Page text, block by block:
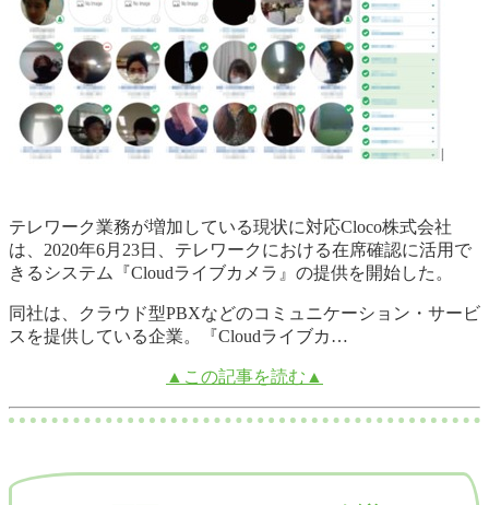
テレワーク業務が増加している現状に対応Cloco株式会社
は、2020年6月23日、テレワークにおける在席確認に活用で
きるシステム『Cloudライブカメラ』の提供を開始した。
同社は、クラウド型PBXなどのコミュニケーション・サービ
スを提供している企業。『Cloudライブカ…
▲この記事を読む▲